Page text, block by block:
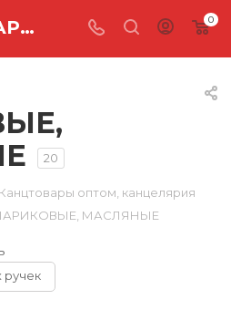
✅ РУЧКИ ШАРИКОВЫЕ, МАСЛЯНЫЕ оптом ⚡ 0
20
Канцтовары оптом, канцелярия
МАСЛЯНЫЕ